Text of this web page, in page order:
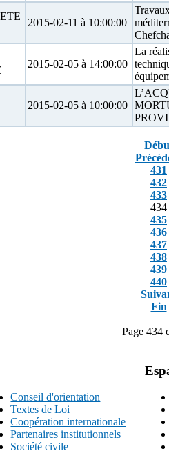
2015-02-11 à 10:00:00
2015-02-05 à 14:00:00
La
2015-02-05 à 10:00:00
431
432
433
434
435
436
437
438
439
440
Fin
Page 434
Conseil d'orientation
Textes de Loi
Coopération internationale
Partenaires institutionnels
Société civile